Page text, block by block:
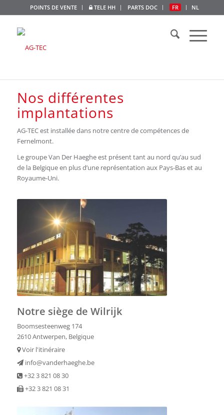
POINTS DE VENTE TELE HH PARTS DOC FR NL
Nos différentes
implantations
AG-TEC est installée dans notre centre de compétences de
Fernelmont.
Le groupe Van Der Haeghe est présent tant au nord qu’au sud
de la Belgique en plus d’une représentation aux Pays-Bas et au
Royaume-Uni.
Notre siège de Wilrijk
Boomsesteenweg 174
2610 Antwerpen, Belgique
Voir l'itinéraire
info@vanderhaeghe.be
+32 3 821 08 30
+32 3 821 08 31